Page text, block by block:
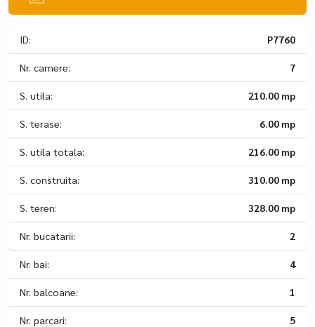
ID: P7760
Nr. camere: 7
S. utila: 210.00 mp
S. terase: 6.00 mp
S. utila totala: 216.00 mp
S. construita: 310.00 mp
S. teren: 328.00 mp
Nr. bucatarii: 2
Nr. bai: 4
Nr. balcoane: 1
Nr. parcari: 5